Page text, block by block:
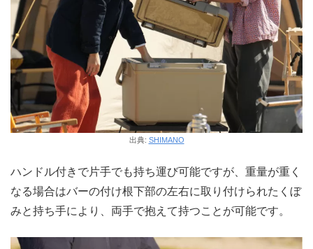
出典: SHIMANO
ハンドル付きで片手でも持ち運び可能ですが、重量が重く
なる場合はバーの付け根下部の左右に取り付けられたくぼ
みと持ち手により、両手で抱えて持つことが可能です。